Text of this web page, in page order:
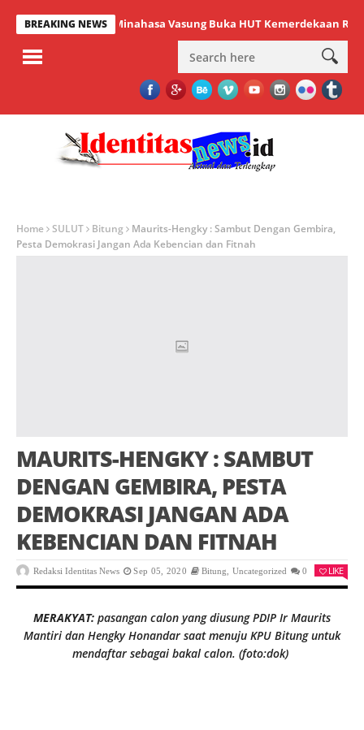
BREAKING NEWS
Wabup Minahasa Vasung Buka HUT Kemerdekaan RI ke-81
Home SULUT Bitung
Maurits-Hengky : Sambut Dengan Gembira,
Pesta Demokrasi Jangan Ada Kebencian dan Fitnah
MAURITS-HENGKY : SAMBUT
DENGAN GEMBIRA, PESTA
DEMOKRASI JANGAN ADA
KEBENCIAN DAN FITNAH
Redaksi Identitas News Sep 05, 2020 Bitung Uncategorized 0 LIKE
MERAKYAT: pasangan calon yang diusung PDIP Ir Maurits
Mantiri dan Hengky Honandar saat menuju KPU Bitung untuk
mendaftar sebagai bakal calon. (foto:dok)